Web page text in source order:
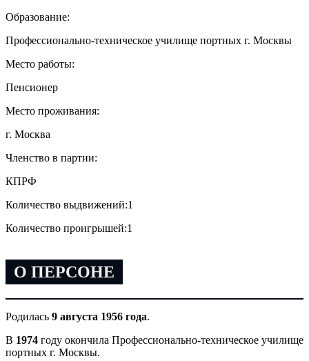
Образование:
Профессионально-техническое училище портных г. Москвы
Место работы:
Пенсионер
Место проживания:
г. Москва
Членство в партии:
КПРФ
Количество выдвижений:1
Количество проигрышей:1
О ПЕРСОНЕ
Родилась 9 августа 1956 года.
В 1974 году окончила Профессионально-техническое училище
портных г. Москвы.